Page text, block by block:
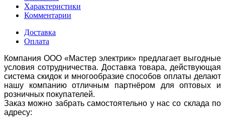
Характеристики
Комментарии
Доставка
Оплата
Компания ООО «Мастер электрик» предлагает выгодные
условия сотрудничества. Доставка товара, действующая
система скидок и многообразие способов оплаты делают
нашу компанию отличным партнёром для оптовых и
розничных покупателей.
Заказ можно забрать самостоятельно у нас со склада по
адресу: